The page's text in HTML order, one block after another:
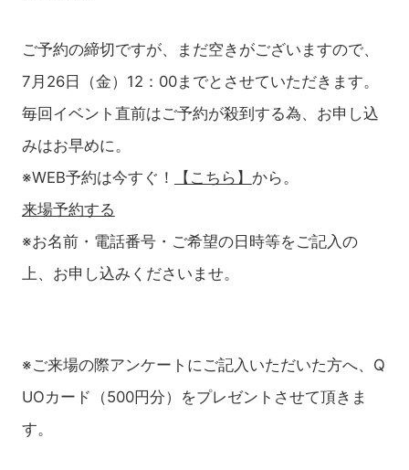
ご予約の締切ですが、まだ空きがございますので、
7月26日（金）12：00までとさせていただきます。
毎回イベント直前はご予約が殺到する為、お申し込
みはお早めに。
※WEB予約は今すぐ！
【こちら】 から。
来場予約する
※お名前・電話番号・ご希望の日時等をご記入の
上、お申し込みくださいませ。
※ご来場の際アンケートにご記入いただいた方へ、Q
UOカード（500円分）をプレゼントさせて頂きま
す。